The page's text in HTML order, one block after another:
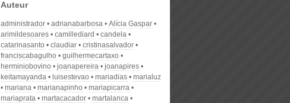
Auteur
administrador adrianabarbosa
Alícia Gaspar
arimildesoares
camillediard
candela
catarinasanto
claudiar
cristinasalvador
franciscabagulho
guilhermecartaxo
herminiobovino
joanapereira
joanapires
keitamayanda
luisestevao mariadias
marialuz
mariana
marianapinho
mariapicarra
mariaprata
martacacador
martalanca